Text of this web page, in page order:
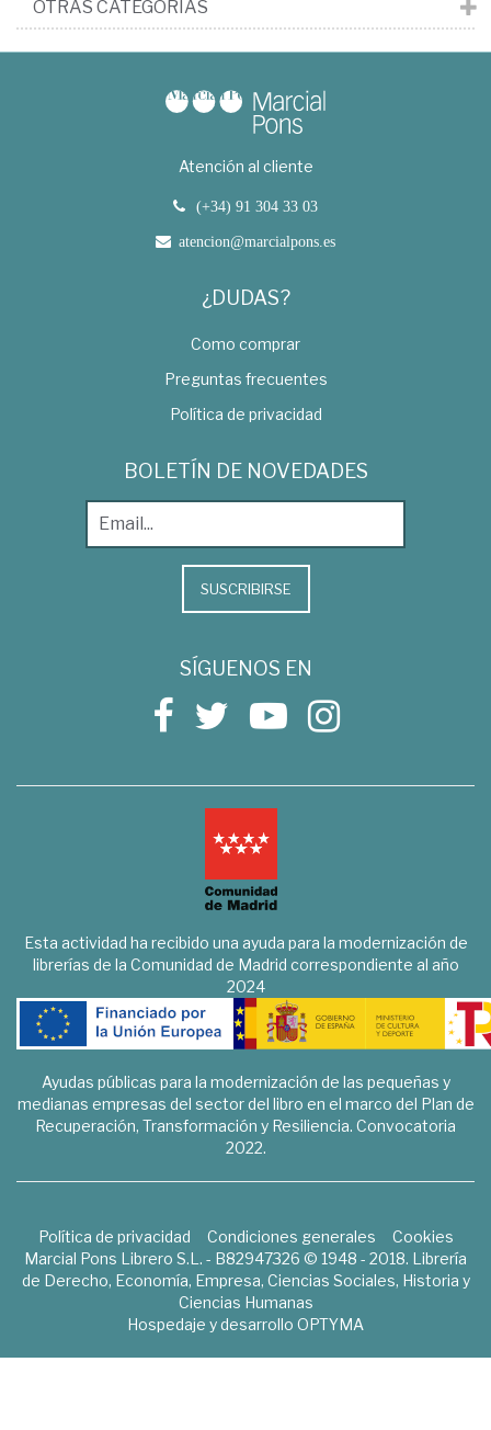
OTRAS CATEGORÍAS
Atención al cliente
(+34) 91 304 33 03
atencion@marcialpons.es
¿DUDAS?
Como comprar
Preguntas frecuentes
Política de privacidad
BOLETÍN DE NOVEDADES
SUSCRIBIRSE
SÍGUENOS EN
Esta actividad ha recibido una ayuda para la modernización de
librerías de la Comunidad de Madrid correspondiente al año
2024
Ayudas públicas para la modernización de las pequeñas y
medianas empresas del sector del libro en el marco del Plan de
Recuperación, Transformación y Resiliencia. Convocatoria
2022.
Política de privacidad Condiciones generales
Cookies
Marcial Pons Librero S.L. - B82947326 © 1948 - 2018. Librería
de Derecho, Economía, Empresa, Ciencias Sociales, Historia y
Ciencias Humanas
Hospedaje y desarrollo OPTYMA